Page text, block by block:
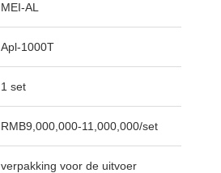
MEI-AL
Apl-1000T
1 set
RMB9,000,000-11,000,000/set
verpakking voor de uitvoer